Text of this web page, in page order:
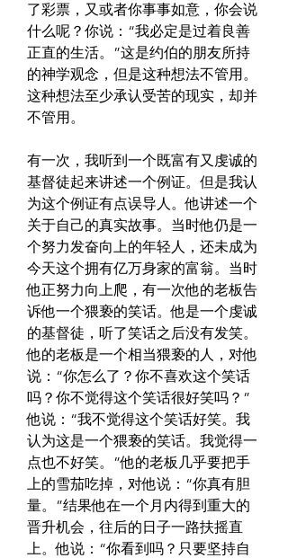
了彩票，又或者你事事如意，你会说
什么呢？你说：“我必定是过着良善
正直的生活。”这是约伯的朋友所持
的神学观念，但是这种想法不管用。
这种想法至少承认受苦的现实，却并
不管用。
有一次，我听到一个既富有又虔诚的
基督徒起来讲述一个例证。但是我认
为这个例证有点误导人。他讲述一个
关于自己的真实故事。当时他仍是一
个努力发奋向上的年轻人，还未成为
今天这个拥有亿万身家的富翁。当时
他正努力向上爬，有一次他的老板告
诉他一个猥亵的笑话。他是一个虔诚
的基督徒，听了笑话之后没有发笑。
他的老板是一个相当猥亵的人，对他
说：“你怎么了？你不喜欢这个笑话
吗？你不觉得这个笑话很好笑吗？”
他说：“我不觉得这个笑话好笑。我
认为这是一个猥亵的笑话。我觉得一
点也不好笑。”他的老板几乎要把手
上的雪茄吃掉，对他说：“你真有胆
量。”结果他在一个月内得到重大的
晋升机会，往后的日子一路扶摇直
上。他说：“你看到吗？只要坚持自